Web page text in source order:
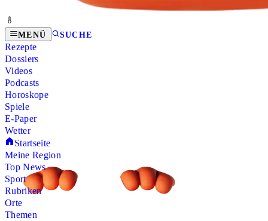
MENÜ SUCHE
Rezepte
Dossiers
Videos
Podcasts
Horoskope
Spiele
E-Paper
Wetter
Startseite
Meine Region
Top News
Sport
Rubriken
Orte
Themen